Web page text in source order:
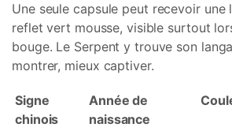
Une seule capsule peut recevoir une
reflet vert mousse, visible surtout
bouge. Le Serpent y trouve son
montrer, mieux captiver.
Signe
chinois
Année de
naissance